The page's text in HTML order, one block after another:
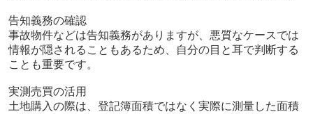
告知義務の確認
事故物件などは告知義務がありますが、悪質なケースでは
情報が隠されることもあるため、自分の目と耳で判断する
ことも重要です。
実測売買の活用
土地購入の際は、登記簿面積ではなく実際に測量した面積